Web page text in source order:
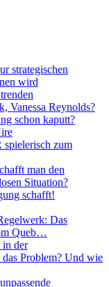
strategischen
wird
Vanessa Reynolds?
schon kaputt?
zum
man den
Situation?
schafft!
Das
Queb…
in der
Problem? Und wie